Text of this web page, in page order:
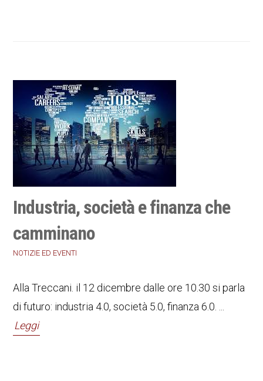
Industria, società e finanza che
camminano
NOTIZIE ED EVENTI
Alla Treccani. il 12 dicembre dalle ore 10.30 si parla
di futuro: industria 4.0, società 5.0, finanza 6.0. ...
Leggi